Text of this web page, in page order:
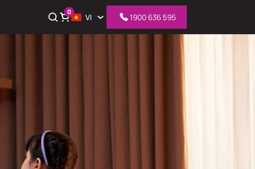
0 VI 1900 636 595